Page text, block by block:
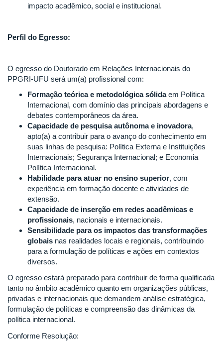
impacto acadêmico, social e institucional.
Perfil do Egresso:
O egresso do Doutorado em Relações Internacionais do
PPGRI-UFU será um(a) profissional com:
Formação teórica e metodológica sólidaem Política
Internacional, com domínio das principais abordagens e
debates contemporâneos da área.
Capacidade de pesquisa autônoma e inovadora,
apto(a) a contribuir para o avanço do conhecimento em
suas linhas de pesquisa: Política Externa e Instituições
Internacionais; Segurança Internacional; e Economia
Política Internacional.
Habilidade para atuar no ensino superior, com
experiência em formação docente e atividades de
extensão.
Capacidade de inserção em redes acadêmicas e
profissionais, nacionais e internacionais.
Sensibilidade para os impactos das transformações
globais nas realidades locais e regionais, contribuindo
para a formulação de políticas e ações em contextos
diversos.
O egresso estará preparado para contribuir de forma qualificada
tanto no âmbito acadêmico quanto em organizações públicas,
privadas e internacionais que demandem análise estratégica,
formulação de políticas e compreensão das dinâmicas da
política internacional.
Conforme Resolução: